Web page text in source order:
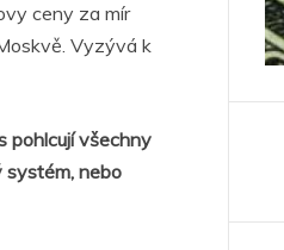
ceny za mír
Vyzývá k
pohlcují všechny
systém, nebo